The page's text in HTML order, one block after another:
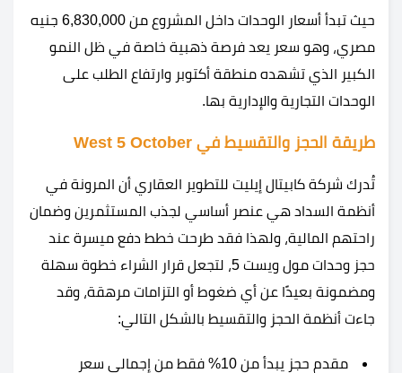
حيث تبدأ أسعار الوحدات داخل المشروع من 6,830,000 جنيه
مصري، وهو سعر يعد فرصة ذهبية خاصة في ظل النمو
الكبير الذي تشهده منطقة أكتوبر وارتفاع الطلب على
الوحدات التجارية والإدارية بها.
طريقة الحجز والتقسيط في West 5 October
تُدرك شركة كابيتال إيليت للتطوير العقاري أن المرونة في
أنظمة السداد هي عنصر أساسي لجذب المستثمرين وضمان
راحتهم المالية، ولهذا فقد طرحت خطط دفع ميسرة عند
حجز وحدات مول ويست 5، لتجعل قرار الشراء خطوة سهلة
ومضمونة بعيدًا عن أي ضغوط أو التزامات مرهقة، وقد
جاءت أنظمة الحجز والتقسيط بالشكل التالي:
مقدم حجز يبدأ من 10% فقط من إجمالي سعر